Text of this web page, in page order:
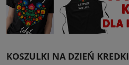
KOSZULKI NA DZIEŃ KREDKI